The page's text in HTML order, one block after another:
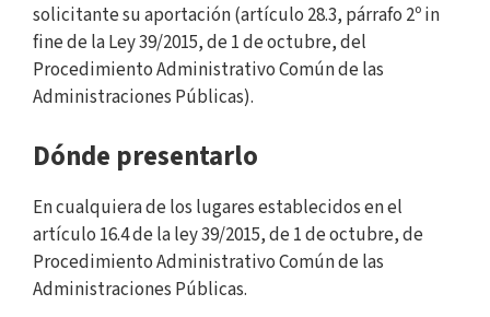
solicitante su aportación (artículo 28.3, párrafo 2º in
fine de la Ley 39/2015, de 1 de octubre, del
Procedimiento Administrativo Común de las
Administraciones Públicas).
Dónde presentarlo
En cualquiera de los lugares establecidos en el
artículo 16.4 de la ley 39/2015, de 1 de octubre, de
Procedimiento Administrativo Común de las
Administraciones Públicas.